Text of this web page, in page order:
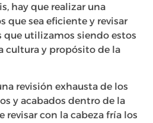
hay que realizar una
que sea eficiente y revisar
que utilizamos siendo estos
cultura y propósito de la
revisión exhausta de los
y acabados dentro de la
revisar con la cabeza fría los